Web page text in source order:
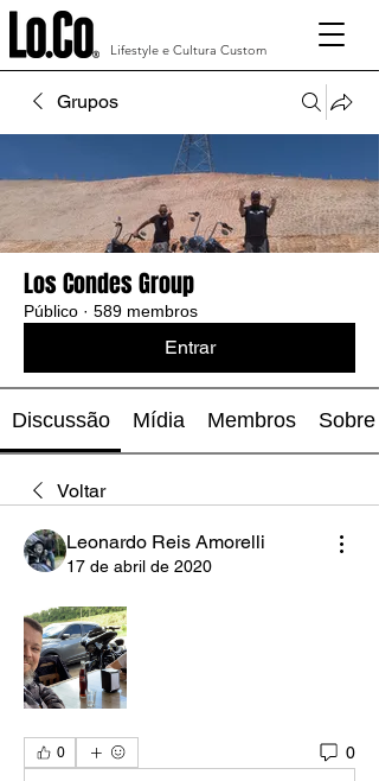
Lifestyle e Cultura Custom
Grupos
Los Condes Group
Público · 589 membros
Entrar
Discussão Mídia Membros Sobre
Voltar
Leonardo Reis Amorelli
17 de abril de 2020
0 0